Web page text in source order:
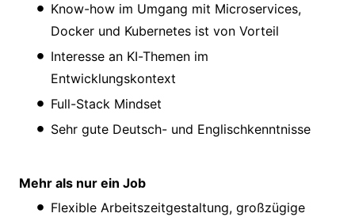
Know-how im Umgang mit Microservices,
Docker und Kubernetes ist von Vorteil
Interesse an KI-Themen im
Entwicklungskontext
Full-Stack Mindset
Sehr gute Deutsch- und Englischkenntnisse
Mehr als nur ein Job
Flexible Arbeitszeitgestaltung, großzügige